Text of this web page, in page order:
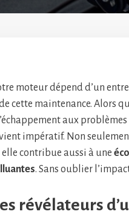
moteur dépend d’un
cette maintenance. Alors
aux
impératif. Non
elle contribue aussi à une
. Sans oublier
révélateurs